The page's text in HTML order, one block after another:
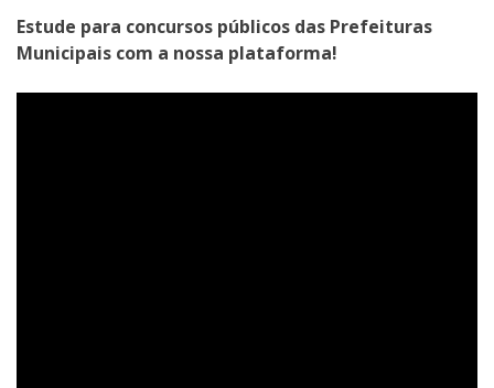
Estude para concursos públicos das Prefeituras
Municipais com a nossa plataforma!